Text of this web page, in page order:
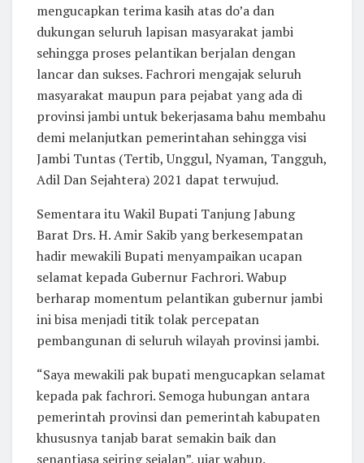
mengucapkan terima kasih atas do’a dan
dukungan seluruh lapisan masyarakat jambi
sehingga proses pelantikan berjalan dengan
lancar dan sukses. Fachrori mengajak seluruh
masyarakat maupun para pejabat yang ada di
provinsi jambi untuk bekerjasama bahu membahu
demi melanjutkan pemerintahan sehingga visi
Jambi Tuntas (Tertib, Unggul, Nyaman, Tangguh,
Adil Dan Sejahtera) 2021 dapat terwujud.
Sementara itu Wakil Bupati Tanjung Jabung
Barat Drs. H. Amir Sakib yang berkesempatan
hadir mewakili Bupati menyampaikan ucapan
selamat kepada Gubernur Fachrori. Wabup
berharap momentum pelantikan gubernur jambi
ini bisa menjadi titik tolak percepatan
pembangunan di seluruh wilayah provinsi jambi.
“Saya mewakili pak bupati mengucapkan selamat
kepada pak fachrori. Semoga hubungan antara
pemerintah provinsi dan pemerintah kabupaten
khususnya tanjab barat semakin baik dan
senantiasa seiring sejalan”, ujar wabup.